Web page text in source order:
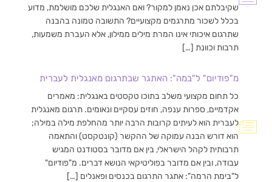
שקיבלתם אכן נאמן למקור? ואם האנגלית שלכם מושלמת, מדוע
בכלל לשכור מתרגמים מקצועיים? התשובה טמונה בהבנה
שתרגום איכותי אינו המרת מילים ממילון, אלא העברת משמעות,
תרבות וכוונת […]
מ"פודיום" ל"במה": האתגר שבתרגום מאנגלית לעברית
כל תחום מקצועי משלב בתוכו טקסטים באנגלית: מאמרים
אקדמיים, ספרות ענפה, חוזים עסקיים ונאומים. תרגום מאנגלית
לעברית הוא לעיתים קרובות הרבה יותר מהחלפת מילה במילה;
הוא דורש הבנה עמוקה של ההקשר (קונטקסט) והתאמה
תרבותית לקהל הישראלי, בין אם מדובר בסטודנט המגיש
עבודה, ובין אם מדובר בפוליטיקאי הנושא דברים. מ"פודיום"
ל"בימת הרמה": אתגר התרגום בכנסים ופאנלים […]